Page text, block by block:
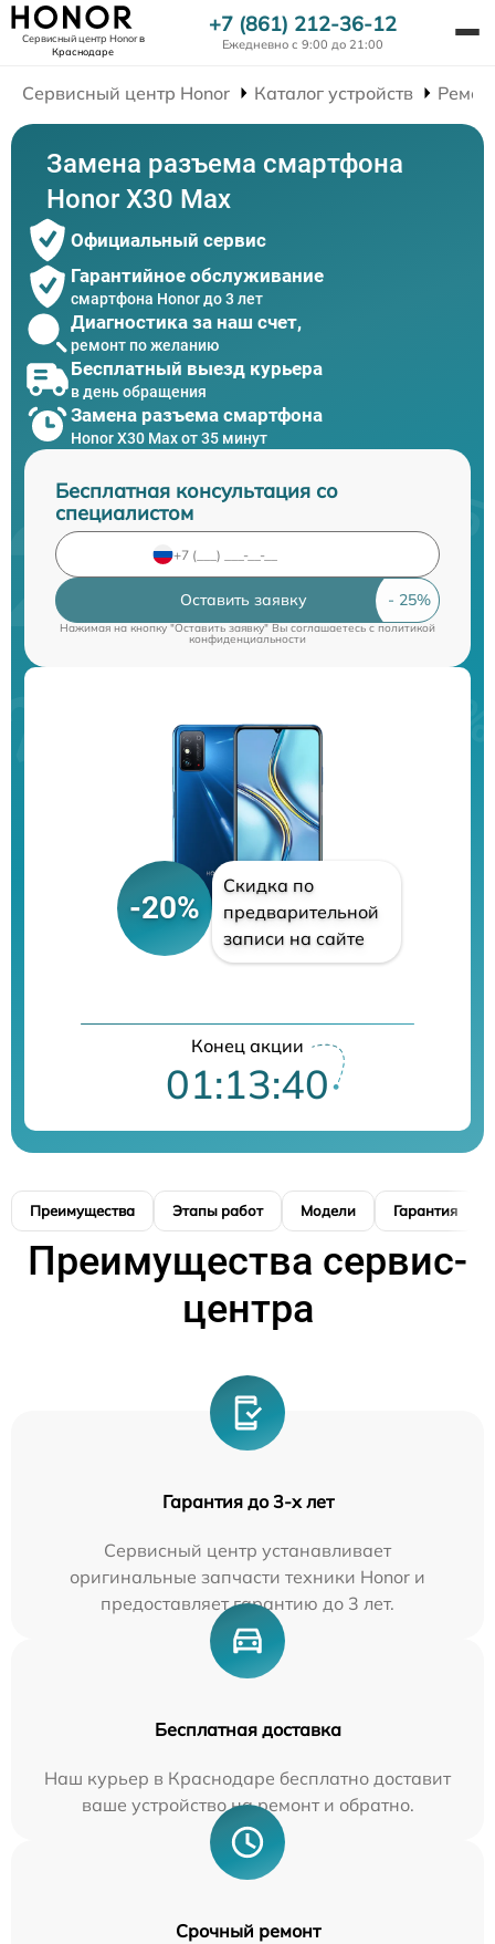
Сервисный центр Honorв
Краснодаре
+7 (861) 212-36-12
Ежедневно с 9:00 до 21:00
Сервисный центр Honor Каталог устройств
Замена разъема смартфона
Honor X30 Max
Официальный сервис
Гарантийное обслуживание
смартфона Honor до 3 лет
Диагностика за наш счет,
ремонт по желанию
Бесплатный выезд курьера
в день обращения
Замена разъема смартфона
Honor X30 Max от 35 минут
Бесплатная консультация со
специалистом
Оставить заявку
Нажимая на кнопку "Оставить заявку" Вы соглашаетесь cполитикой
конфиденциальности
-20%
Скидка по
предварительной
записи на сайте
Конец акции
01:13:39
Преимущества Этапы работ Модели Гарантия
Преимущества сервис-
центра
Гарантия до 3-х лет
Сервисный центр устанавливает
оригинальные запчасти техники Honor и
предоставляет гарантию до 3 лет.
Бесплатная доставка
Наш курьер в Краснодаре бесплатно доставит
ваше устройство на ремонт и обратно.
Срочный ремонт